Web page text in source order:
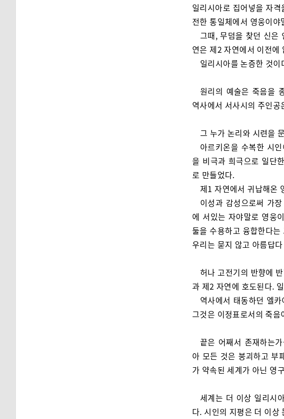
일리시아로 집어넣을 자
전한 통일체에서 영웅이
그때, 무덤을 찾던 신은
연은 제2 자연에서 이전에
일리시아를 논증한 것이
원리의 예술은 죽음을
역사에서 서사시의 주인
그 누가 논리와 시련을
아르키온을 수복한 시
을 비극과 희극으로 일단
로 만들었다.
제1 자연에서 귀납해온
이성과 감성으로써 가
에 서있는 자야말로 영웅
둘을 수용하고 융합한다
우리는 묻지 않고 아름답
허나 고전기의 반향에
과 제2 자연에 호도된다.
역사에서 태동하던 엘
그것은 이정표로서의 죽
끝은 어째서 존재하는
아 모든 것은 붕괴하고 부
가 약속된 세계가 아닌 영
세계는 더 이상 일리시
다. 시인의 지평은 더 이상